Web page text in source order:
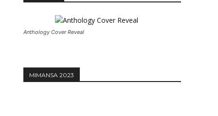
Anthology Cover Reveal
MIMANSA 2023